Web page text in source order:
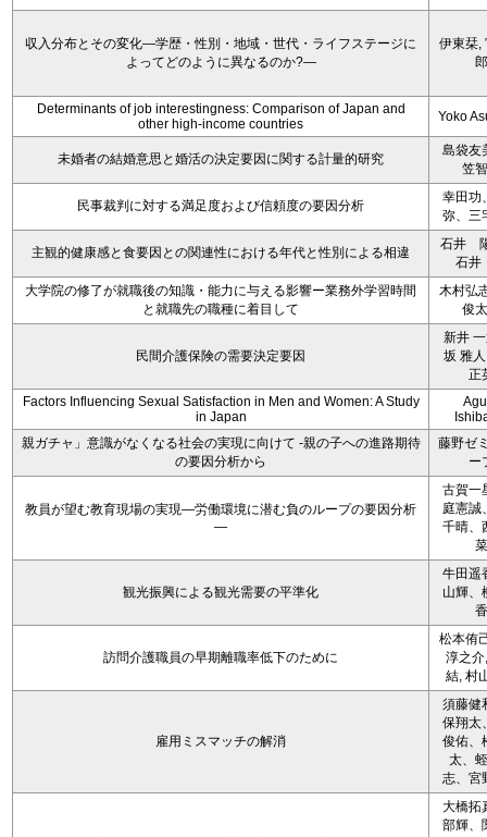
収入分布とその変化―学歴・性別・地域・世代・ライフステージに
よってどのように異なるのか?―
伊東栞,
郎
Determinants of job interestingness: Comparison of Japan and
other high-income countries
Yoko
未婚者の結婚意思と婚活の決定要因に関する計量的研究
島袋友
笠
民事裁判に対する満足度および信頼度の要因分析
幸田功
弥、三
主観的健康感と食要因との関連性における年代と性別による相違
石井
石
大学院の修了が就職後の知識・能力に与える影響ー業務外学習時間
と就職先の職種に着目して
木村弘
俊
民間介護保険の需要決定要因
新井
坂 雅
正
Factors Influencing Sexual Satisfaction in Men and Women: A Study
in Japan
親ガチャ」意識がなくなる社会の実現に向けて -親の子への進路期待
の要因分析から
藤野ゼ
ー
教員が望む教育現場の実現―労働環境に潜む負のループの要因分析
―
古賀一
庭憲誠
千晴、
菜
観光振興による観光需要の平準化
牛田遥
山輝、
香
訪問介護職員の早期離職率低下のために
松本侑
淳之介
結, 村
雇用ミスマッチの解消
須藤健
保翔太
俊佑、
太、
志、宮
大橋拓
部輝、